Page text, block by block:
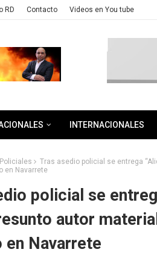
RD Contacto Videos en You tube
INTERNACIONALES
Policiales
Tras asedio policial se entrega
en Navarrete
policial se
autor
en Navarrete